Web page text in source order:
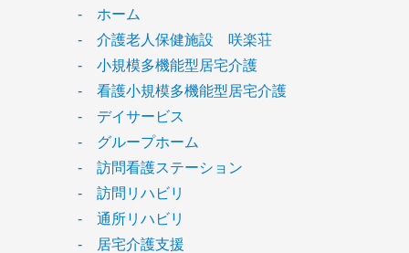
- ホーム
- 介護老人保健施設 咲楽荘
- 小規模多機能型居宅介護
- 看護小規模多機能型居宅介護
- デイサービス
- グループホーム
- 訪問看護ステーション
- 訪問リハビリ
- 通所リハビリ
- 居宅介護支援